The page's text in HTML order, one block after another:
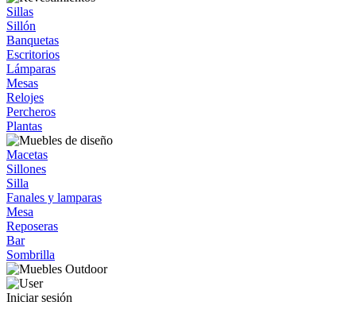
Sillas
Sillón
Banquetas
Escritorios
Lámparas
Mesas
Relojes
Percheros
Plantas
Macetas
Sillones
Silla
Fanales y lamparas
Mesa
Reposeras
Bar
Sombrilla
Iniciar sesión